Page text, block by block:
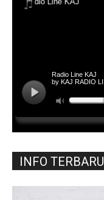
INFO TERBARU